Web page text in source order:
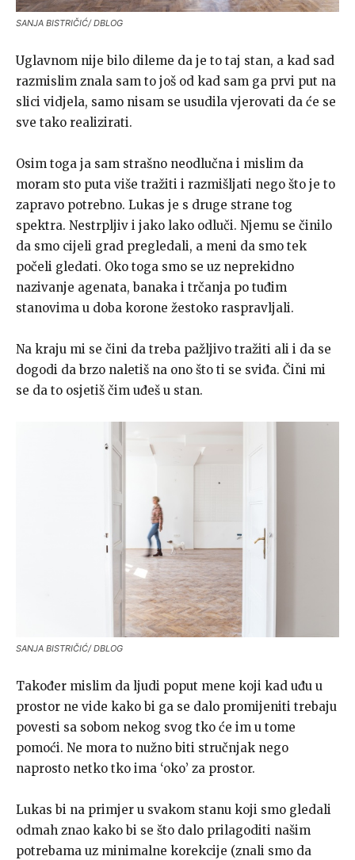
SANJA BISTRIČIĆ/ DBLOG
Uglavnom nije bilo dileme da je to taj stan, a kad sad
razmislim znala sam to još od kad sam ga prvi put na
slici vidjela, samo nisam se usudila vjerovati da će se
sve tako realizirati.
Osim toga ja sam strašno neodlučna i mislim da
moram sto puta više tražiti i razmišljati nego što je to
zapravo potrebno. Lukas je s druge strane tog
spektra. Nestrpljiv i jako lako odluči. Njemu se činilo
da smo cijeli grad pregledali, a meni da smo tek
počeli gledati. Oko toga smo se uz neprekidno
nazivanje agenata, banaka i trčanja po tuđim
stanovima u doba korone žestoko raspravljali.
Na kraju mi se čini da treba pažljivo tražiti ali i da se
dogodi da brzo naletiš na ono što ti se sviđa. Čini mi
se da to osjetiš čim uđeš u stan.
SANJA BISTRIČIĆ/ DBLOG
Također mislim da ljudi poput mene koji kad uđu u
prostor ne vide kako bi ga se dalo promijeniti trebaju
povesti sa sobom nekog svog tko će im u tome
pomoći. Ne mora to nužno biti stručnjak nego
naprosto netko tko ima ‘oko’ za prostor.
Lukas bi na primjer u svakom stanu koji smo gledali
odmah znao kako bi se što dalo prilagoditi našim
potrebama uz minimalne korekcije (znali smo da